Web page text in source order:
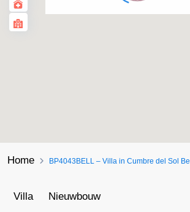
Home BP4043BELL – Villa in Cumbre del Sol
Villa Nieuwbouw